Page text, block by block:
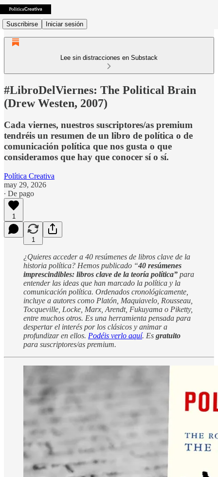
Suscribirse Iniciar sesión
Lee sin distracciones en Substack
#LibroDelViernes: The Political Brain
(Drew Westen, 2007)
Cada viernes, nuestros suscriptores/as premium
tendréis un resumen de un libro de política o de
comunicación política que nos gusta o que
consideramos que hay que conocer sí o sí.
Política Creativa
may 29, 2026
∙ De pago
1
1
¿Quieres acceder a 40 resúmenes de libros clave de la
historia política? Hemos publicado “40 resúmenes
imprescindibles: libros clave de la teoría política” para
entender las ideas que han marcado la política y la
comunicación política. Ordenados cronológicamente,
incluye a autores como Platón, Maquiavelo, Rousseau,
Tocqueville, Locke, Marx, Arendt, Fukuyama o Piketty,
entre muchos otros. Es una herramienta pensada para
despertar el interés por los clásicos y animar a
profundizar en ellos. Podéis verlo aquí. Es gratuito
para suscriptores/as premium.